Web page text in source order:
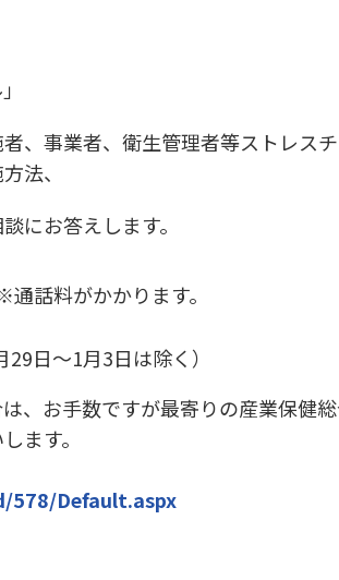
、事業者、衛生管理者等ストレス
法、
にお答えします。
話料がかかります。
日～1月3日は除く）
、お手数ですが最寄りの産業保健
ます。
Default.aspx